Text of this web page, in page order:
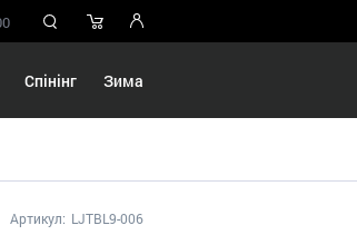
Спінінг Зима
Артикул: LJTBL9-006